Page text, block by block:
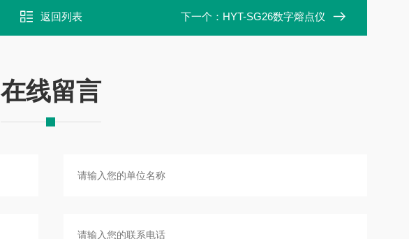
返回列表 下一个： HYT-SG26数字熔点仪
在线留言